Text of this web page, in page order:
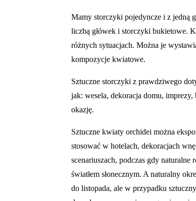
Mamy storczyki pojedyncze i z jedną
liczbą główek i storczyki bukietowe.
różnych sytuacjach. Można je
kompozycje kwiatowe.
Sztuczne storczyki z prawdziwego
jak: wesela, dekoracja domu,
okazję.
Sztuczne kwiaty orchidei można
stosować w hotelach, dekoracjach
scenariuszach, podczas gdy naturalne
światłem słonecznym. A naturalny
do listopada, ale w przypadku